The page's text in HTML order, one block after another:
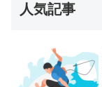
人気記事